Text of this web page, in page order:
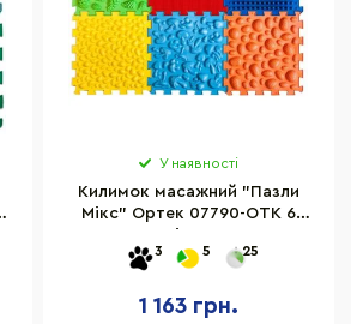
У наявності
Килимок масажний "Пазли
Мікс" Ортек 07790-OTK 6
3 5 25
1 163 грн.